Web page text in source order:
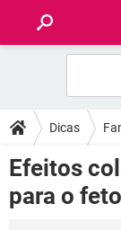
FÓRUM
SAÚDE
FAMÍLIA
Dicas
Efeitos
para o feto